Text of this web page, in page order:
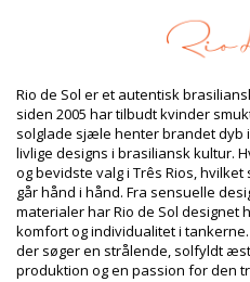
EAN: S (7899810298348), M
Vægt: 600g / 1.32lb / 21.16oz
Udskriften er ikke nøjagtig og
Retouchering af fotos
Vaske- &
Plejeinstrukser for: Rio de
Rio de Sol er et autentisk
siden 2005 har tilbudt kvinder
solglade sjæle henter brandet dyb
livlige designs i brasiliansk kultur.
og bevidste valg i Três Rios,
går hånd i hånd. Fra sensuelle
materialer har Rio de Sol designet
komfort og individualitet i
der søger en strålende, solfyldt
produktion og en passion for den